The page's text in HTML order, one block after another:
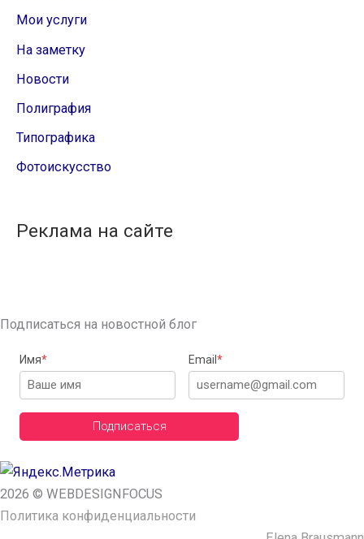
Мои услуги
На заметку
Новости
Полиграфия
Типографика
Фотоискусство
Реклама на сайте
Подписаться на новостной блог
Имя* Email *
Подписаться
2026 © WEBDESIGNFOCUS
Политика конфиденциальности